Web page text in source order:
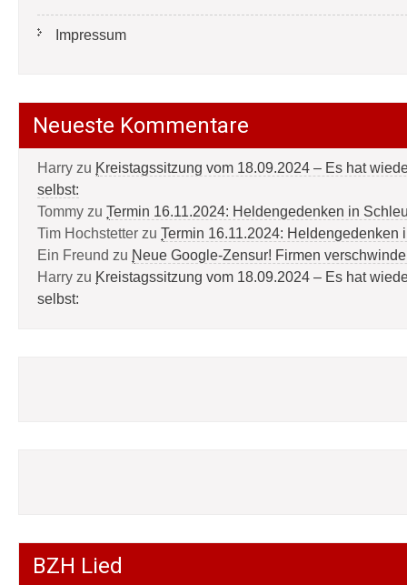
Impressum
Neueste Kommentare
Harry zu Kreistagssitzung vom 18.09.2024 – Es hat
selbst:
Tommy zu Termin 16.11.2024: Heldengedenken in
Tim Hochstetter zu Termin 16.11.2024: Heldengedenken
Ein Freund zu Neue Google-Zensur! Firmen
Harry zu Kreistagssitzung vom 18.09.2024 – Es hat
selbst:
BZH Lied